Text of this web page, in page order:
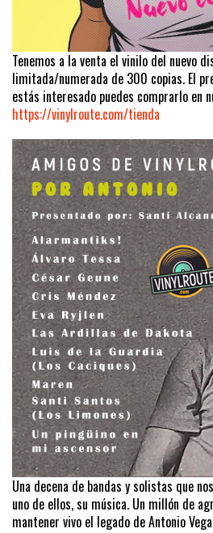
Tenemos a la venta el vinilo del nuevo
limitada/numerada de 300 copias. El
estás interesado puedes comprarlo en
https://vinylroute.com/tienda
Una decena de bandas y solistas que
uno de ellos, su música. Un millón de
mantener vivo el legado de Antonio